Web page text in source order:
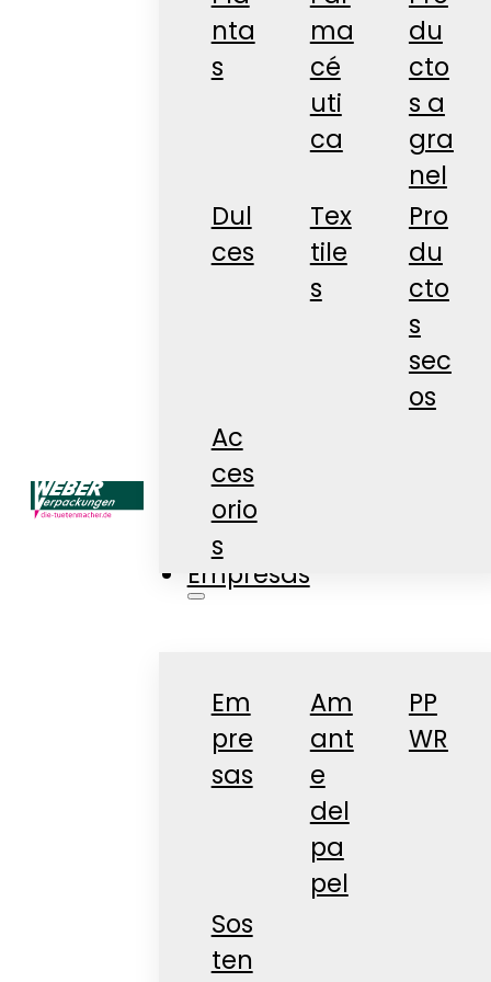
nta
s
ma
cé
uti
ca
du
cto
s a
gra
nel
Dul
ces
Tex
tile
s
Pro
du
cto
s
sec
os
Ac
ces
orio
s
Tienda
Empresas
Em
pre
sas
Am
ant
e
del
pa
pel
PP
WR
Sos
ten